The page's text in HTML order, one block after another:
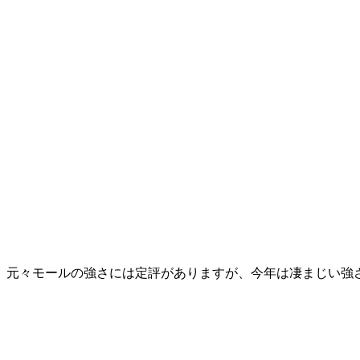
元々モールの強さには定評がありますが、今年は凄まじい強